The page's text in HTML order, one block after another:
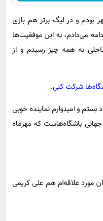
و در لیگ برتر هم بازی
می‌دادم، به این موفقیت‌ها
به همه چیز رسیدم و از
شرکت کنی.
بستم و امیدوارم نماینده خوبی
جهانی باشگاه‌هاست که مهرماه
مورد علاقه‌ام هم علی کریمی